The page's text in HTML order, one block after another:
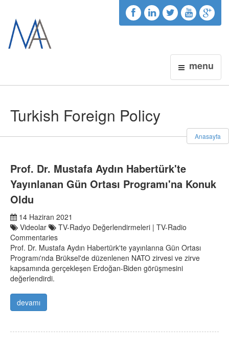
menu
Turkish Foreign Policy
Anasayfa
Prof. Dr. Mustafa Aydın Habertürk'te
Yayınlanan Gün Ortası Programı'na Konuk
Oldu
14 Haziran 2021
Videolar
TV-Radyo Değerlendirmeleri | TV-Radio
Commentaries
Prof. Dr. Mustafa Aydın Habertürk'te yayınlanna Gün Ortası
Programı'nda Brüksel'de düzenlenen NATO zirvesi ve zirve
kapsamında gerçekleşen Erdoğan-Biden görüşmesini
değerlendirdi.
devamı